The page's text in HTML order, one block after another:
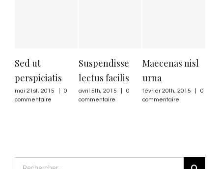
Sed ut
perspiciatis
mai 21st, 2015
0
commentaire
Suspendisse
lectus facilis
avril 5th, 2015
0
commentaire
Maecenas nisl
urna
février 20th, 2015
0
commentaire
Rechercher